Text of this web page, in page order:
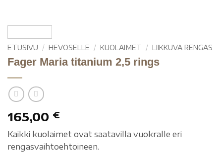
ETUSIVU / HEVOSELLE / KUOLAIMET / LIIKKUVA RENGAS
Fager Maria titanium 2,5 rings
165,00 €
Kaikki kuolaimet ovat saatavilla vuokralle eri
rengasvaihtoehtoineen.